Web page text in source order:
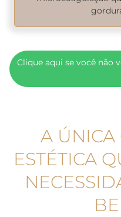
Clique aqui se você não
A ÚNICA
ESTÉTICA